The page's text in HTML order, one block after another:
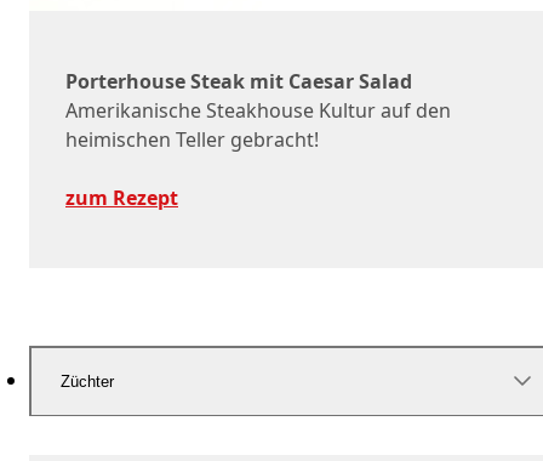
Porterhouse Steak mit Caesar Salad
Amerikanische Steakhouse Kultur auf den
heimischen Teller gebracht!
zum Rezept
Züchter